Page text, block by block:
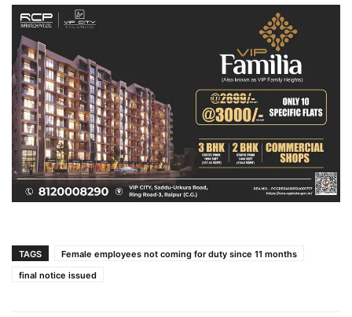
TAGS
Female employees not coming for duty since 11 months
final notice issued